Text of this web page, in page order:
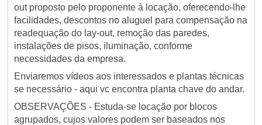
out proposto pelo proponente à locação, oferecendo-lhe
facilidades, descontos no aluguel para compensação na
readequação do lay-out, remoção das paredes,
instalações de pisos, iluminação, conforme
necessidades da empresa.
Enviaremos vídeos aos interessados e plantas técnicas
se necessário - aqui vc encontra planta chave do andar.
OBSERVAÇÕES - Estuda-se locação por blocos
agrupados, cujos valores podem ser baseados nos